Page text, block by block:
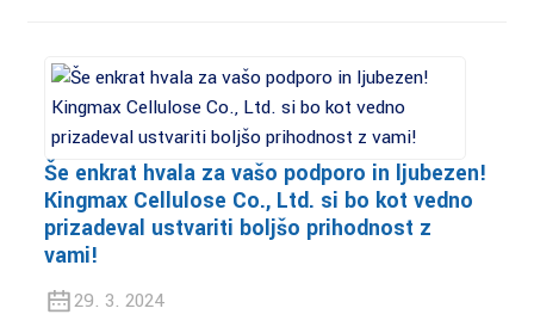
Še enkrat hvala za vašo podporo in ljubezen!
Kingmax Cellulose Co., Ltd. si bo kot vedno
prizadeval ustvariti boljšo prihodnost z
vami!
29. 3. 2024